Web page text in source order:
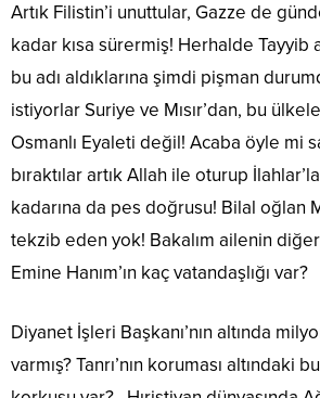
Artık Filistin’i unuttular, Gazze de
kadar kısa sürermiş! Herhalde Tayyib
bu adı aldıklarına şimdi pişman
istiyorlar Suriye ve Mısır’dan, bu
Osmanlı Eyaleti değil! Acaba öyle mi
bıraktılar artık Allah ile oturup
kadarına da pes doğrusu! Bilal oğlan
tekzib eden yok! Bakalım ailenin
Emine Hanım’ın kaç vatandaşlığı var?
Diyanet İşleri Başkanı’nın altında
varmış? Tanrı’nın koruması altındaki